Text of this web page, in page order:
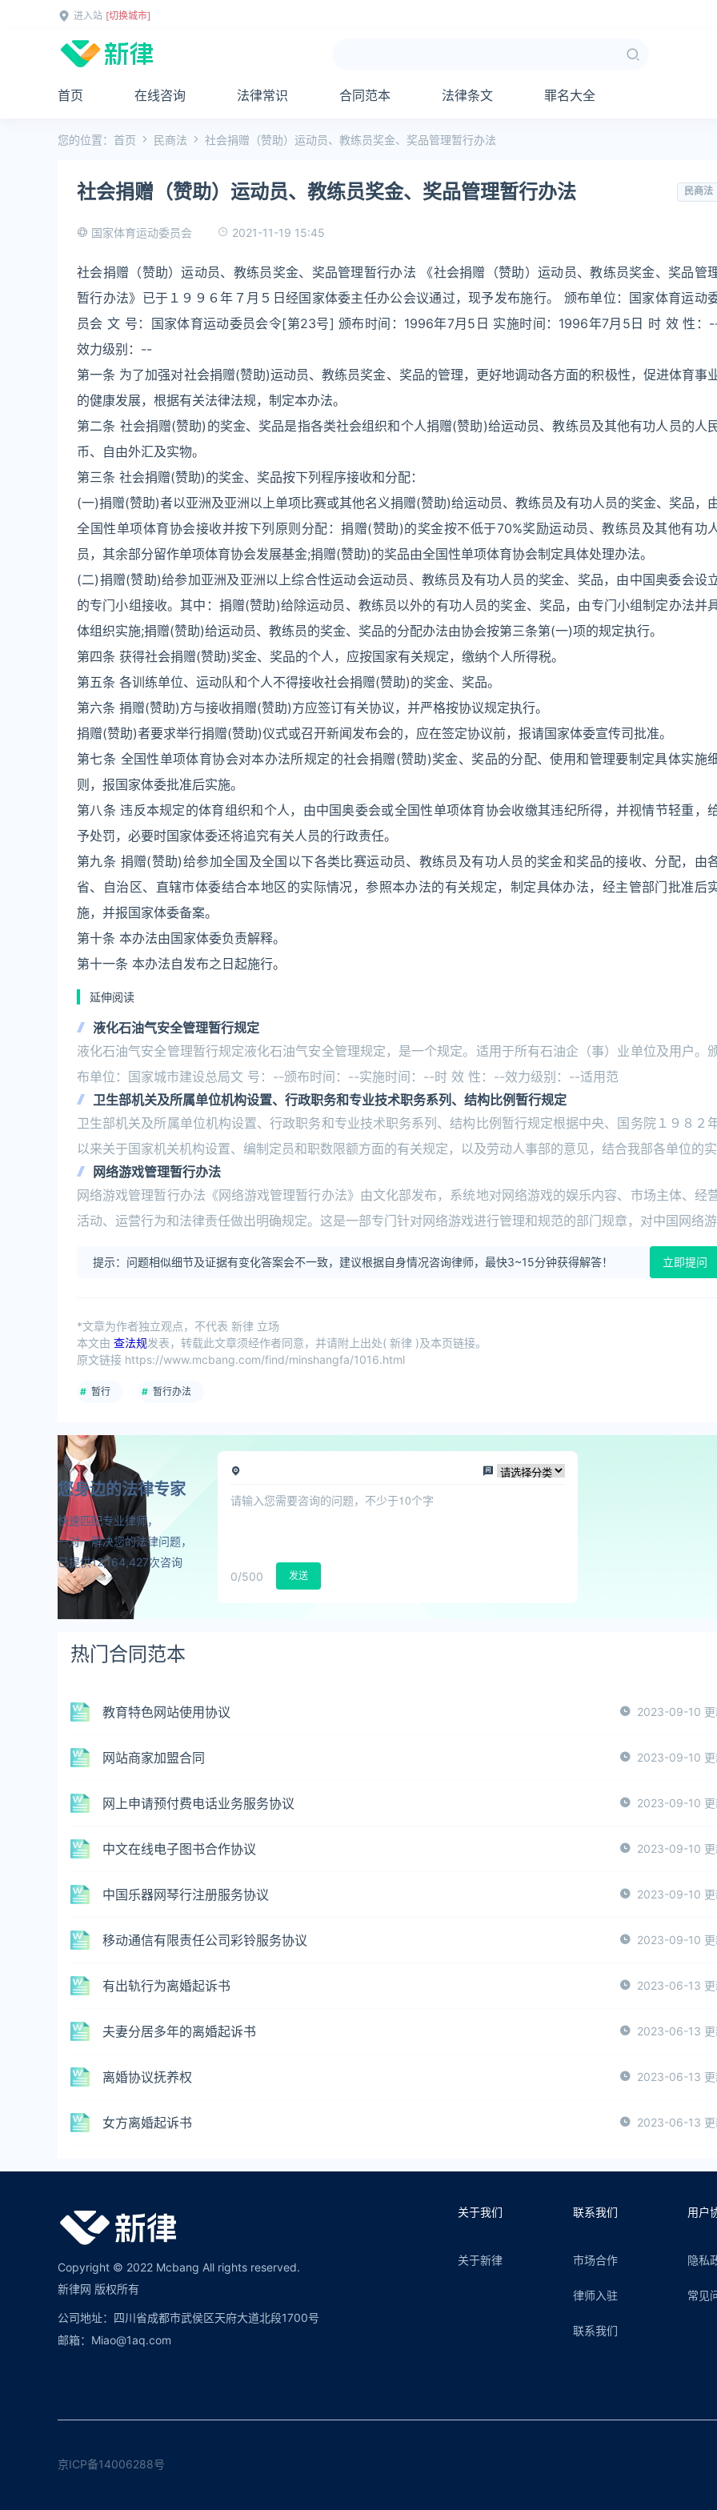
进入站 [切换城市]
首页 在线咨询 法律常识 合同范本 法律条文 罪名大全
您的位置： 首页 民商法 社会捐赠（赞助）运动员、教练员奖金、奖品管理暂行办法
社会捐赠（赞助）运动员、教练员奖金、奖品管理暂行办法 民商法
国家体育运动委员会 2021-11-19 15:45
社会捐赠（赞助）运动员、教练员奖金、奖品管理暂行办法 《社会捐赠（赞助）运动员、教练员奖金、奖品管
暂行办法》已于１９９６年７月５日经国家体委主任办公会议通过，现予发布施行。 颁布单位：国家体育运动
员会 文 号：国家体育运动委员会令[第23号] 颁布时间：1996年7月5日 实施时间：1996年7月5日 时 效 性：
效力级别：--
第一条 为了加强对社会捐赠(赞助)运动员、教练员奖金、奖品的管理，更好地调动各方面的积极性，促进体育事
的健康发展，根据有关法律法规，制定本办法。
第二条 社会捐赠(赞助)的奖金、奖品是指各类社会组织和个人捐赠(赞助)给运动员、教练员及其他有功人员的人
币、自由外汇及实物。
第三条 社会捐赠(赞助)的奖金、奖品按下列程序接收和分配：
(一)捐赠(赞助)者以亚洲及亚洲以上单项比赛或其他名义捐赠(赞助)给运动员、教练员及有功人员的奖金、奖品，
全国性单项体育协会接收并按下列原则分配：捐赠(赞助)的奖金按不低于70%奖励运动员、教练员及其他有功
员，其余部分留作单项体育协会发展基金;捐赠(赞助)的奖品由全国性单项体育协会制定具体处理办法。
(二)捐赠(赞助)给参加亚洲及亚洲以上综合性运动会运动员、教练员及有功人员的奖金、奖品，由中国奥委会设
的专门小组接收。其中：捐赠(赞助)给除运动员、教练员以外的有功人员的奖金、奖品，由专门小组制定办法并
体组织实施;捐赠(赞助)给运动员、教练员的奖金、奖品的分配办法由协会按第三条第(一)项的规定执行。
第四条 获得社会捐赠(赞助)奖金、奖品的个人，应按国家有关规定，缴纳个人所得税。
第五条 各训练单位、运动队和个人不得接收社会捐赠(赞助)的奖金、奖品。
第六条 捐赠(赞助)方与接收捐赠(赞助)方应签订有关协议，并严格按协议规定执行。
捐赠(赞助)者要求举行捐赠(赞助)仪式或召开新闻发布会的，应在签定协议前，报请国家体委宣传司批准。
第七条 全国性单项体育协会对本办法所规定的社会捐赠(赞助)奖金、奖品的分配、使用和管理要制定具体实施
则，报国家体委批准后实施。
第八条 违反本规定的体育组织和个人，由中国奥委会或全国性单项体育协会收缴其违纪所得，并视情节轻重，
予处罚，必要时国家体委还将追究有关人员的行政责任。
第九条 捐赠(赞助)给参加全国及全国以下各类比赛运动员、教练员及有功人员的奖金和奖品的接收、分配，由
省、自治区、直辖市体委结合本地区的实际情况，参照本办法的有关规定，制定具体办法，经主管部门批准后
施，并报国家体委备案。
第十条 本办法由国家体委负责解释。
第十一条 本办法自发布之日起施行。
延伸阅读
液化石油气安全管理暂行规定
液化石油气安全管理暂行规定液化石油气安全管理规定，是一个规定。适用于所有石油企（事）业单位及用户。
布单位：国家城市建设总局文 号：--颁布时间：--实施时间：--时 效 性：--效力级别：--适用范
卫生部机关及所属单位机构设置、行政职务和专业技术职务系列、结构比例暂行规定
卫生部机关及所属单位机构设置、行政职务和专业技术职务系列、结构比例暂行规定根据中央、国务院１９８２
以来关于国家机关机构设置、编制定员和职数限额方面的有关规定，以及劳动人事部的意见，结合我部各单位的实
网络游戏管理暂行办法
网络游戏管理暂行办法《网络游戏管理暂行办法》由文化部发布，系统地对网络游戏的娱乐内容、市场主体、经
活动、运营行为和法律责任做出明确规定。这是一部专门针对网络游戏进行管理和规范的部门规章，对中国网络游
提示：问题相似细节及证据有变化答案会不一致，建议根据自身情况咨询律师，最快3~15分钟获得解答！ 立即提问
*文章为作者独立观点，不代表 新律 立场
本文由 查法规发表，转载此文章须经作者同意，并请附上出处( 新律 )及本页链接。
原文链接 https://www.mcbang.com/find/minshangfa/1016.html
暂行 暂行办法
您身边的法律专家
快速匹配专业律师，
一对一解决您的法律问题，
已提供12,164,427次咨询
0/500 发送
热门合同范本
教育特色网站使用协议 2023-09-10 更
网站商家加盟合同 2023-09-10 更
网上申请预付费电话业务服务协议 2023-09-10 更
中文在线电子图书合作协议 2023-09-10 更
中国乐器网琴行注册服务协议 2023-09-10 更
移动通信有限责任公司彩铃服务协议 2023-09-10 更
有出轨行为离婚起诉书 2023-06-13 更
夫妻分居多年的离婚起诉书 2023-06-13 更
离婚协议抚养权 2023-06-13 更
女方离婚起诉书 2023-06-13 更
Copyright © 2022 Mcbang All rights reserved.
新律网 版权所有
公司地址：四川省成都市武侯区天府大道北段1700号
邮箱：Miao@1aq.com
关于我们
关于新律
联系我们
市场合作
律师入驻
联系我们
用户
隐私
常见
京ICP备14006288号